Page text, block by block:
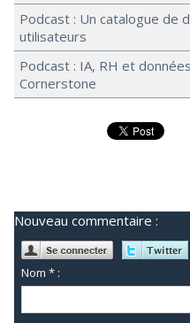
Podcast : Un catalogue de
utilisateurs
Podcast : IA, RH et
Cornerstone
Nouveau commentaire :
Nom * :